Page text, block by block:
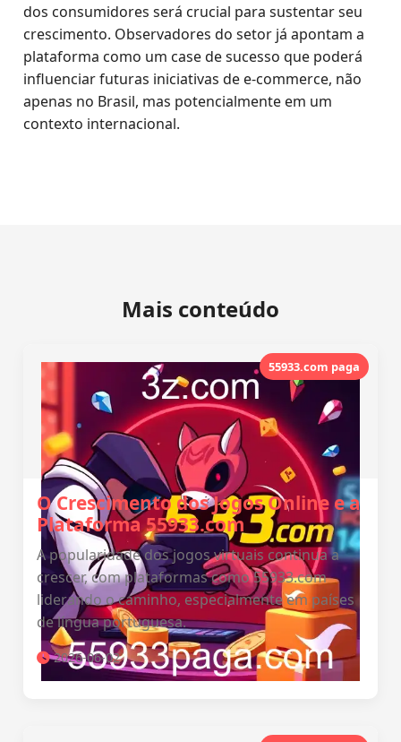
dos consumidores será crucial para sustentar seu
crescimento. Observadores do setor já apontam a
plataforma como um case de sucesso que poderá
influenciar futuras iniciativas de e-commerce, não
apenas no Brasil, mas potencialmente em um
contexto internacional.
Mais conteúdo
55933.com paga
O Crescimento dos Jogos Online e a
Plataforma 55933.com
A popularidade dos jogos virtuais continua a
crescer, com plataformas como 55933.com
liderando o caminho, especialmente em países
de língua portuguesa.
2026-06-02